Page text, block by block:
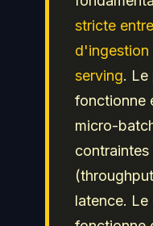
stricte
d'ingestion
serving. Le
fonctionne
micro-
latence. Le